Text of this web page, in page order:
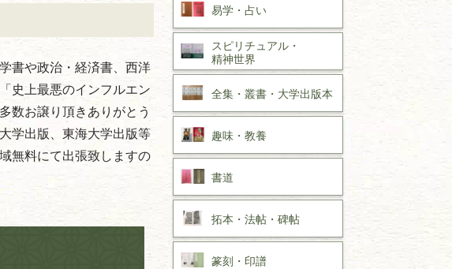
書や政治・経済書、西洋
史上最悪のインフルエン
数お譲り頂きありがとう
学出版、東海大学出版等
無料にて出張致しますの
易学・ 占い
スピリチュアル・
精神世界
全集・ 叢書・ 大学出版本
趣味・ 教養
書道
拓本・法帖・ 碑帖
篆刻・印譜